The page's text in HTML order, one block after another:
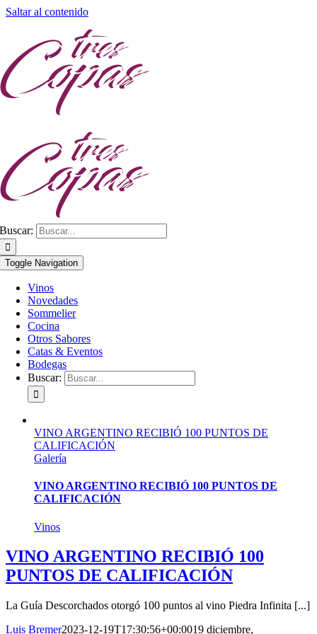
Saltar al contenido
Buscar:
Toggle Navigation
Vinos
Novedades
Sommelier
Cocina
Otros Sabores
Catas & Eventos
Bodegas
Buscar:
VINO ARGENTINO RECIBIÓ 100 PUNTOS DE
CALIFICACIÓN
Galería
VINO ARGENTINO RECIBIÓ 100 PUNTOS DE
CALIFICACIÓN
Vinos
VINO ARGENTINO RECIBIÓ 100
PUNTOS DE CALIFICACIÓN
La Guía Descorchados otorgó 100 puntos al vino Piedra Infinita [...]
Luis Bremer2023-12-19T17:30:56+00:0019 diciembre,